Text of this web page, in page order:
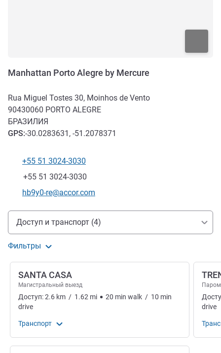
Manhattan Porto Alegre by Mercure
Rua Miguel Tostes 30, Moinhos de Vento
90430060 PORTO ALEGRE
БРАЗИЛИЯ
GPS:-30.0283631, -51.2078371
Телефон
+55 51 3024-3030
Факс
+55 51 3024-3030
Контактный адрес электронной почты
hb9y0-re@accor.com
Доступ и транспорт
Доступ и транспорт (4)
Фильтры
SANTA CASA
Магистральный выезд
Доступ:2.6 km / 1.62 mi 20 min walk / 10 min
drive
Транспорт
drive